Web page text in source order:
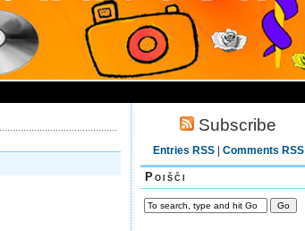
Subscribe
Entries RSS| Comments RSS
Poišči